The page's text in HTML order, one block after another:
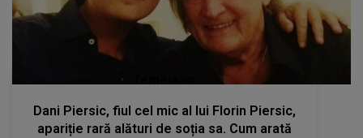
Dani Piersic, fiul cel mic al lui Florin Piersic,
apariție rară alături de soția sa. Cum arată